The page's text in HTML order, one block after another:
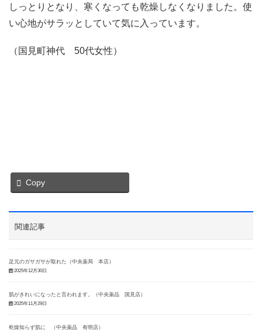
しっとりとなり、寒くなっても乾燥しなくなりました。使
い心地がサラッとしていて気に入っています。
（国見町神代 50代女性）
Copy
関連記事
足元のガサガサが取れた（中央薬局 本店）
2025年12月30日
肌がきれいになったと言われます。（中央薬品 国見店）
2025年11月29日
乾燥知らず肌に （中央薬品 有明店）